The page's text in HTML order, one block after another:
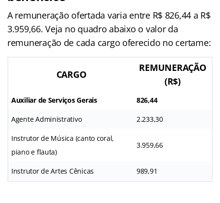
A remuneração ofertada varia entre R$ 826,44 a R$
3.959,66. Veja no quadro abaixo o valor da
remuneração de cada cargo oferecido no certame:
CARGO
REMUNERAÇÃO
(R$)
Auxiliar de Serviços Gerais 826,44
Agente Administrativo 2.233,30
Instrutor de Música (canto coral,
piano e flauta)
3.959,66
Instrutor de Artes Cênicas 989,91